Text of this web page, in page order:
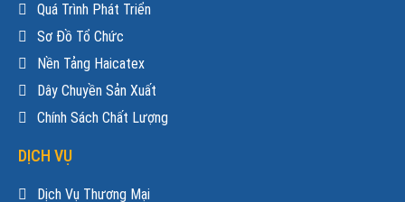
Quá Trình Phát Triển
Sơ Đồ Tổ Chức
Nền Tảng Haicatex
Dây Chuyền Sản Xuất
Chính Sách Chất Lượng
DỊCH VỤ
Dịch Vụ Thương Mại